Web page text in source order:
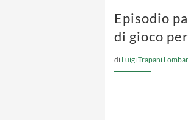
Episodio
di gioco
di Luigi Trapani